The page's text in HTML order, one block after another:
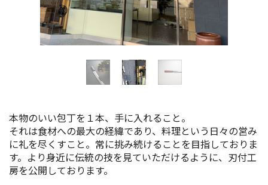
堺観光レンタサイクル
特集
開花情報
本物のいい包丁を１本、手に入れること。
それは食材への最大の経緯であり、料理という日々の営み
に礼を尽くすこと。常に挑み続けることを目指しておりま
す。より身近に伝統の技を見ていただけるように、刃付工
房を公開しております。